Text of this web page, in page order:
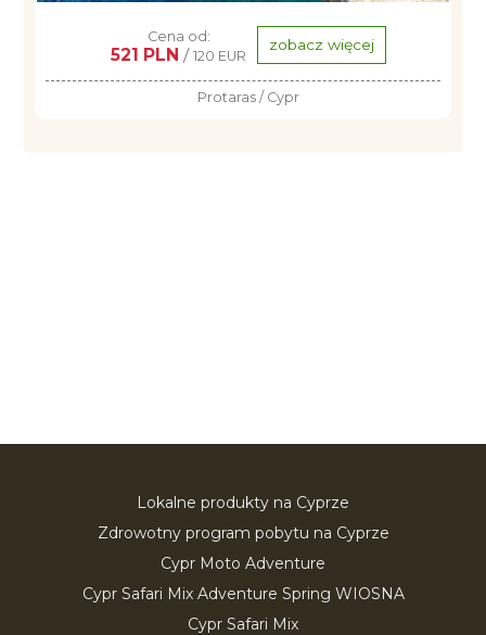
Cena od:
521 PLN / 120 EUR
zobacz więcej
Protaras / Cypr
Lokalne produkty na Cyprze
Zdrowotny program pobytu na Cyprze
Cypr Moto Adventure
Cypr Safari Mix Adventure Spring WIOSNA
Cypr Safari Mix